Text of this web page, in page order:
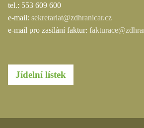
tel.: 553 609 600
e-mail: sekretariat@zdhranicar.cz
e-mail pro zasílání faktur:
Jídelní lístek